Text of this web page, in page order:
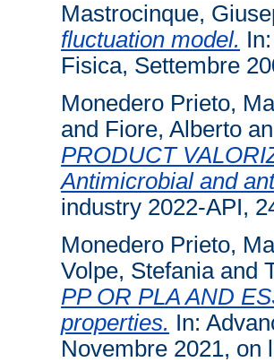
Mastrocinque,
fluctuation model.
Fisica, Settembre
Monedero Prieto,
and Fiore, Alberto
PRODUCT
Antimicrobial and
industry 2022-API,
Monedero Prieto,
Volpe, Stefaniaand
PP OR PLA AND
properties. In:
Novembre 2021, on